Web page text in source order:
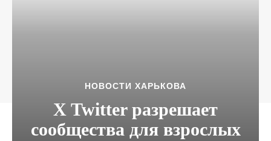
НОВОСТИ ХАРЬКОВА
X Twitter разрешает
сообщества для взрослых